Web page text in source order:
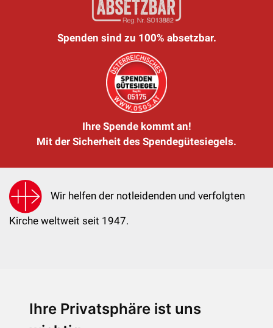
Ihre Privatsphäre ist uns
Spenden sind zu 100% absetzbar.
Ihre Spende kommt an!
Mit der Sicherheit des Spendegütesiegels.
Wir helfen der notleidenden und verfolgten
Kirche weltweit seit 1947.
KIRCHE IN NOT - Österreich